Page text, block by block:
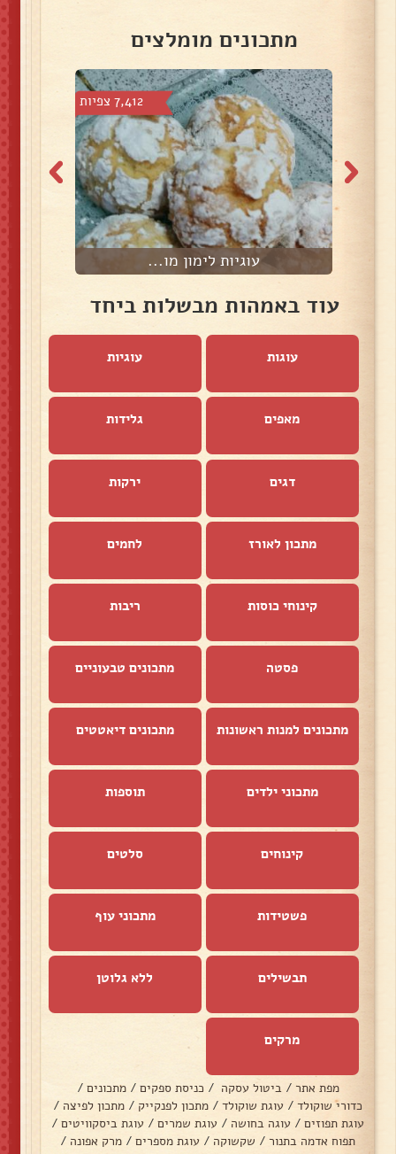
מתכונים מומלצים
7,412 צפיות
עוגיות לימון מו...
עוד באמהות מבשלות ביחד
עוגות עוגיות
מאפים גלידות
דגים ירקות
מתכון לאורז לחמים
קינוחי כוסות ריבות
פסטה מתכונים טבעוניים
מתכונים למנות ראשונות מתכונים דיאטטים
מתכוני ילדים תוספות
קינוחים סלטים
פשטידות מתכוני עוף
תבשילים ללא גלוטן
מרקים
מפת אתר / ביטול עסקה / כניסת ספקים / מתכונים /
כדורי שוקולד / עוגת שוקולד / מתכון לפנקייק / מתכון לפיצה /
עוגת תפוזים / עוגה בחושה / עוגת שמרים / עוגת ביסקוויטים /
תפוח אדמה בתנור / שקשוקה / עוגת מספרים / מרק אפונה /